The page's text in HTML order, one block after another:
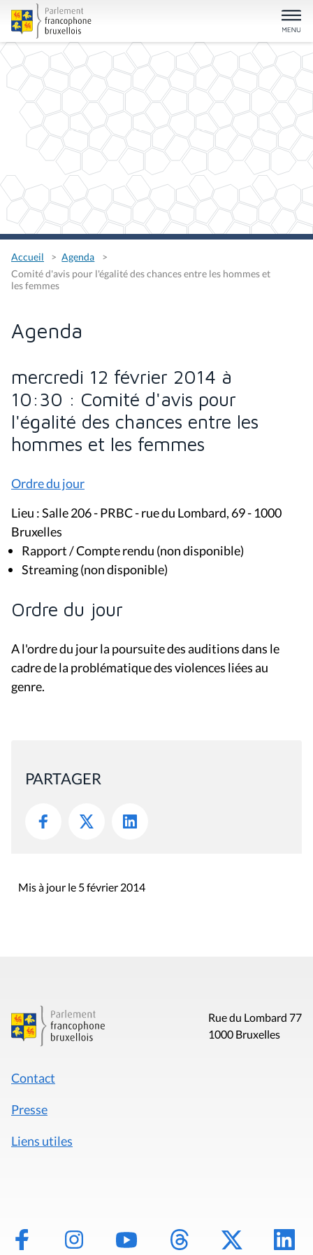
Accueil
Agenda
Comité d'avis pour l'égalité des chances entre les hommes et
les femmes
Agenda
mercredi 12 février 2014 à
10:30 : Comité d'avis pour
l'égalité des chances entre les
hommes et les femmes
Ordre du jour
Lieu : Salle 206 - PRBC - rue du Lombard, 69 - 1000
Bruxelles
Rapport / Compte rendu (non disponible)
Streaming (non disponible)
Ordre du jour
A l'ordre du jour la poursuite des auditions dans le
cadre de la problématique des violences liées au
genre.
PARTAGER
Mis à jour le 5 février 2014
Rue du Lombard 77
1000 Bruxelles
Contact
Presse
Liens utiles